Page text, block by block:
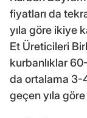
fiyatları da
yıla göre ikiye
Et Üreticileri
kurbanlıklar
da ortalama 3-
geçen yıla